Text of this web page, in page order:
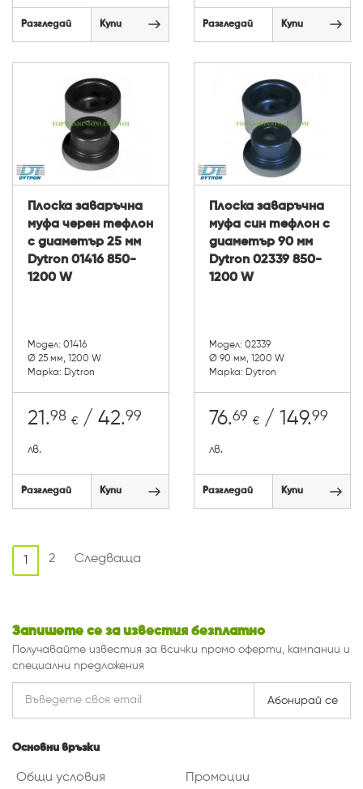
Разгледай Купи Разгледай Купи
Плоска заваръчна
муфа черен тефлон
с диаметър 25 мм
Dytron 01416 850-
1200 W
Модел: 01416
Ø 25 мм, 1200 W
Марка: Dytron
21.98 € / 42.99
лв.
Разгледай Купи
Плоска заваръчна
муфа син тефлон с
диаметър 90 мм
Dytron 02339 850-
1200 W
Модел: 02339
Ø 90 мм, 1200 W
Марка: Dytron
76.69 € / 149.99
лв.
Разгледай Купи
1 2 Следваща
Запишете се за известия безплатно
Получавайте известия за всички промо оферти, кампании и
специални предложения
Абонирай се
Основни връзки
Общи условия Промоции